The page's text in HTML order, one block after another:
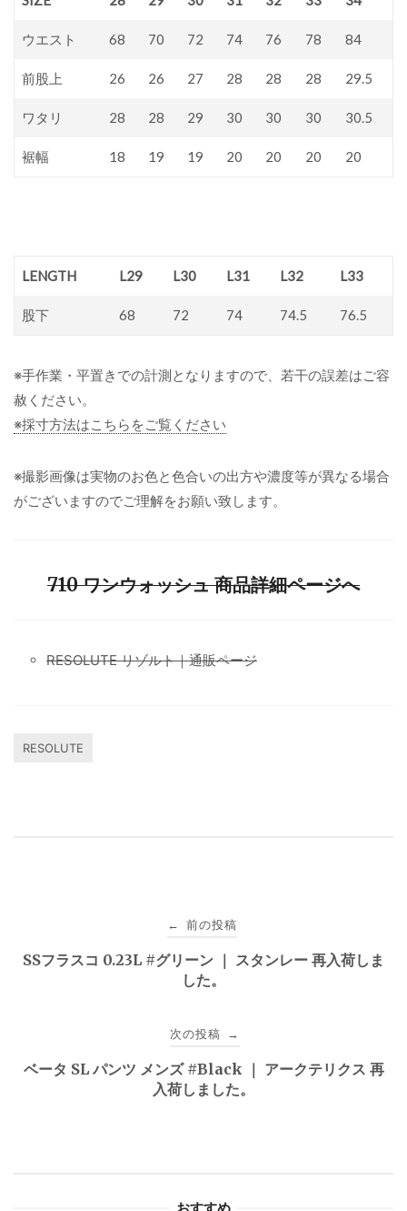
ウエスト 68 70 72 74 76 78 84
前股上 26 26 27 28 28 28 29.5
ワタリ 28 28 29 30 30 30 30.5
裾幅 18 19 19 20 20 20 20
LENGTH L29 L30 L31 L32 L33
股下 68 72 74 74.5 76.5
※手作業・平置きでの計測となりますので、若干の誤差はご容
赦ください。
※採寸方法はこちらをご覧ください
※撮影画像は実物のお色と色合いの出方や濃度等が異なる場合
がございますのでご理解をお願い致します。
710 ワンウォッシュ 商品詳細ページへ
RESOLUTE リゾルト｜通販ページ
RESOLUTE
稿
ゲ
← 前の投稿
SSフラスコ 0.23L #グリーン ｜ スタンレー 再入荷しま
した。
次の投稿 →
ベータ SL パンツ メンズ #Black ｜ アークテリクス 再
入荷しました。